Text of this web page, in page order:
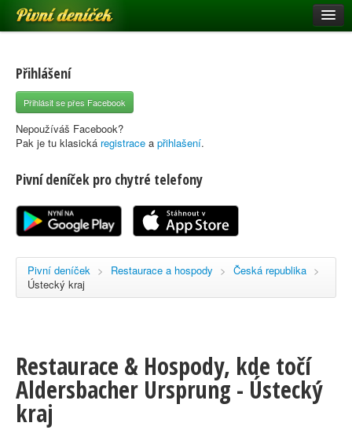
Pivní deníček
Pivní mapa
Pivní značky
Nápověda
Registrace
Přihlášení
Přihlásit se přes Facebook
Nepoužíváš Facebook?
Pak je tu klasická registrace a přihlašení.
Pivní deníček pro chytré telefony
Pivní deníček > Restaurace a hospody > Česká republika >
Ústecký kraj
Restaurace & Hospody, kde točí
Aldersbacher Ursprung - Ústecký
kraj